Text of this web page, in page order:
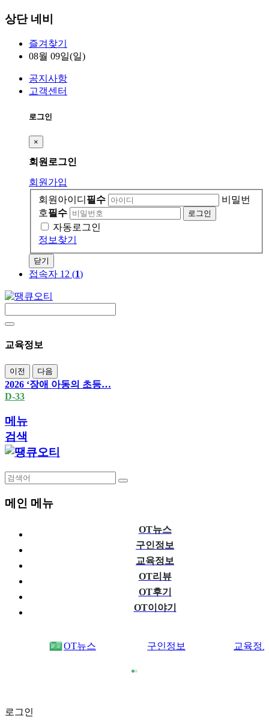
상단 네비
즐겨찾기
08월 09일(일)
공지사항
고객센터
로그인
×
회원 로그인
회원가입
회원아이디 필수
비밀번
호필수
자동로그인
정보찾기
닫기
접속자 12 (1)
교육정보
이전 다음
2026 ‘장애 아동의 초등…
D-33
메뉴
검색
메인 메뉴
OT뉴스
구인정보
교육정보
OT리뷰
OT후기
OT이야기
OT뉴스 구인정보 교육정
로그인